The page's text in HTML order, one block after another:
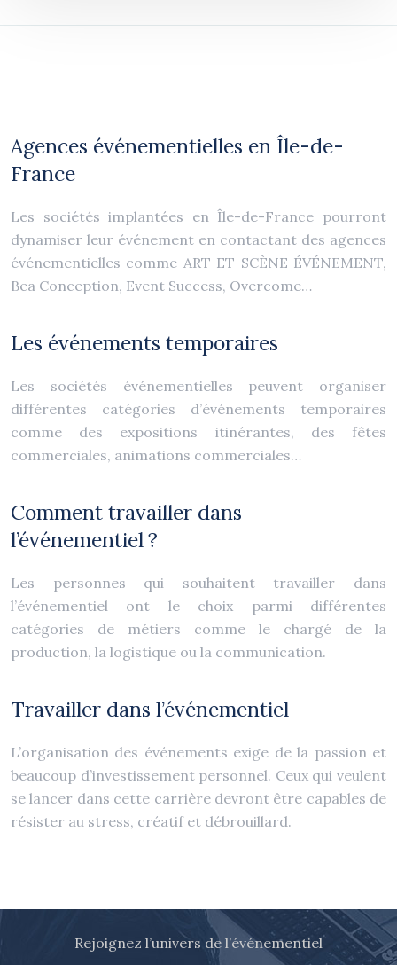
Agences événementielles en Île-de-
France
Les sociétés implantées en Île-de-France pourront
dynamiser leur événement en contactant des agences
événementielles comme ART ET SCÈNE ÉVÉNEMENT,
Bea Conception, Event Success, Overcome…
Les événements temporaires
Les sociétés événementielles peuvent organiser
différentes catégories d’événements temporaires
comme des expositions itinérantes, des fêtes
commerciales, animations commerciales…
Comment travailler dans
l’événementiel ?
Les personnes qui souhaitent travailler dans
l’événementiel ont le choix parmi différentes
catégories de métiers comme le chargé de la
production, la logistique ou la communication.
Travailler dans l’événementiel
L’organisation des événements exige de la passion et
beaucoup d’investissement personnel. Ceux qui veulent
se lancer dans cette carrière devront être capables de
résister au stress, créatif et débrouillard.
Rejoignez l’univers de l’événementiel